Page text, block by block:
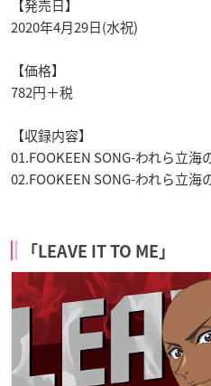
【発売日】
2020年4月29日(水祝)
【価格】
782円＋税
【収録内容】
01.FOOKEEN SONG-われら立海
02.FOOKEEN SONG-われら立
「LEAVE IT TO ME」